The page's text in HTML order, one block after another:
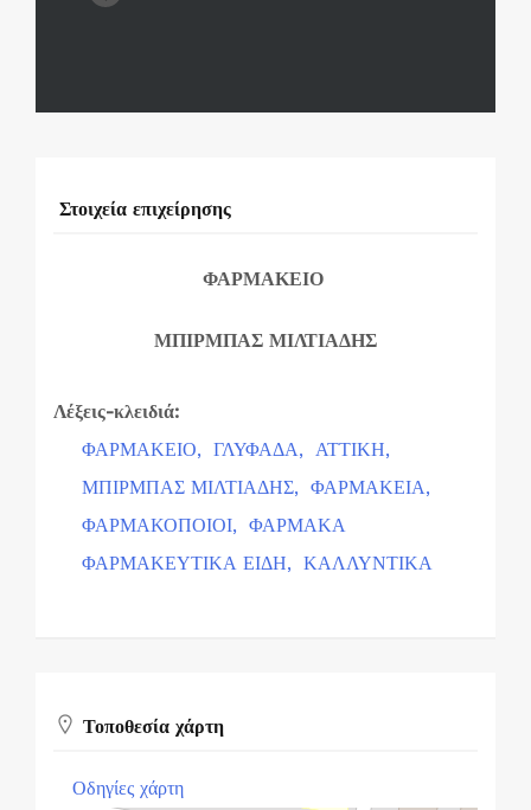
Στοιχεία επιχείρησης
ΦΑΡΜΑΚΕΙΟ
ΜΠΙΡΜΠΑΣ ΜΙΛΤΙΑΔΗΣ
Λέξεις-κλειδιά:
ΦΑΡΜΑΚΕΙΟ, ΓΛΥΦΑΔΑ,
ΑΤΤΙΚΗ,
ΜΠΙΡΜΠΑΣ ΜΙΛΤΙΑΔΗΣ, ΦΑΡΜΑΚΕΙΑ,
ΦΑΡΜΑΚΟΠΟΙΟΙ, ΦΑΡΜΑΚΑ
ΦΑΡΜΑΚΕΥΤΙΚΑ ΕΙΔΗ, ΚΑΛΛΥΝΤΙΚΑ
Τοποθεσία χάρτη
Οδηγίες χάρτη